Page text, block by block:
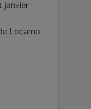
janvier
Locarno